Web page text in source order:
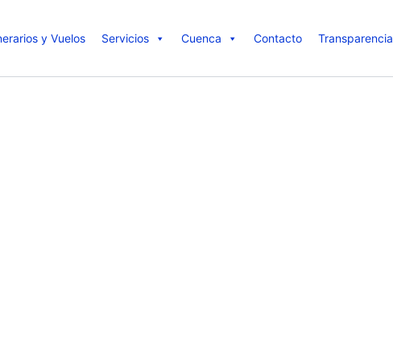
y Vuelos Servicios Cuenca Contacto Transparencia